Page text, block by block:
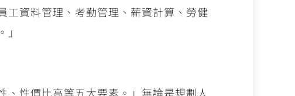
工資料管理、考勤管理、薪資計算、勞健
性價比高等五大要素。」無論是規劃人